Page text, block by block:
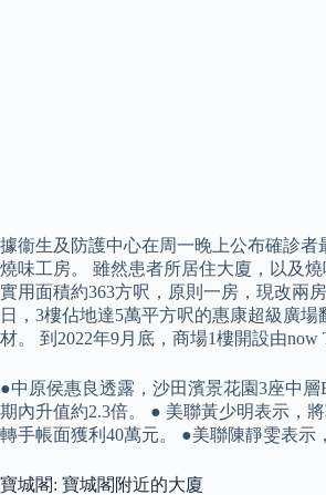
據衞生及防護中心在周一晚上公布確診
燒味工房。 雖然患者所居住大廈，以及
實用面積約363方呎，原則一房，現改兩
日，3樓佔地達5萬平方呎的惠康超級廣
材。 到2022年9月底，商場1樓開設由
●中原侯惠良透露，沙田濱景花園3座中層
期內升值約2.3倍。 ● 美聯黃少明表示，
轉手帳面獲利40萬元。 ●美聯陳靜雯表示
寶城閣: 寶城閣附近的大廈